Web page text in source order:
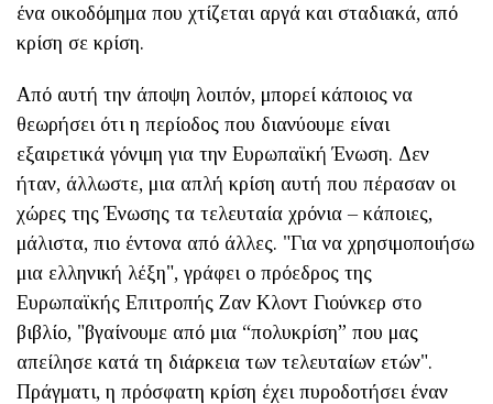
ένα οικοδόμημα που χτίζεται αργά και σταδιακά, από
κρίση σε κρίση.
Από αυτή την άποψη λοιπόν, μπορεί κάποιος να
θεωρήσει ότι η περίοδος που διανύουμε είναι
εξαιρετικά γόνιμη για την Ευρωπαϊκή Ένωση. Δεν
ήταν, άλλωστε, μια απλή κρίση αυτή που πέρασαν οι
χώρες της Ένωσης τα τελευταία χρόνια – κάποιες,
μάλιστα, πιο έντονα από άλλες. "Για να χρησιμοποιήσω
μια ελληνική λέξη", γράφει ο πρόεδρος της
Ευρωπαϊκής Επιτροπής Ζαν Κλοντ Γιούνκερ στο
βιβλίο, "βγαίνουμε από μια “πολυκρίση” που μας
απείλησε κατά τη διάρκεια των τελευταίων ετών".
Πράγματι, η πρόσφατη κρίση έχει πυροδοτήσει έναν